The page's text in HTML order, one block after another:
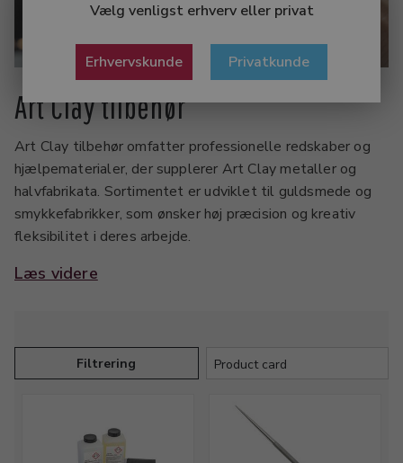
Vælg venligst erhverv eller privat
Erhvervskunde Privatkunde
Art Clay tilbehør
Art Clay tilbehør omfatter professionelle redskaber og
hjælpematerialer, der supplerer Art Clay metaller og
halvfabrikata. Sortimentet er udviklet til guldsmede og
smykkefabrikker, som ønsker høj præcision og kreativ
fleksibilitet i deres arbejde.
Her finder du alt fra forme, værktøj, støbematerialer og
Produkterne sikrer effektiv og præcis fremstilling, uanset
om du arbejder med enkeltprojekter eller større serier.
Udforsk vores udvalg af Art Clay tilbehør og find de
redskaber og hjælpematerialer, der passer bedst til dine
professionelle smykkedesigns.
Læs videre
Filtrering